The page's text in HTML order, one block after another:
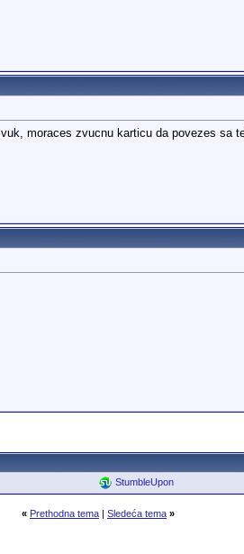
moraces zvucnu karticu da povezes sa
StumbleUpon
« Prethodna tema| Sledeća tema »